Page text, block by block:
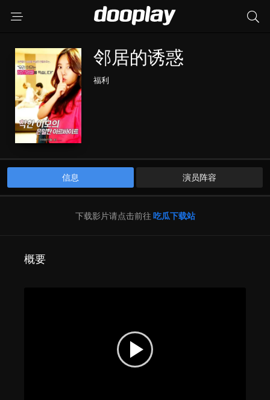
邻居的诱惑
福利
信息 演员阵容
下载影片请点击前往 吃瓜下载站
概要